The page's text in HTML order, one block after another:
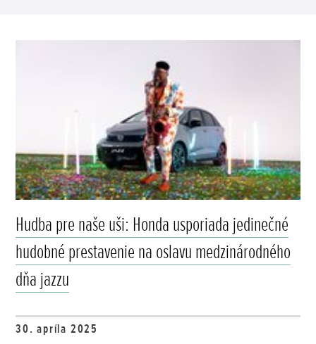
Hudba pre naše uši: Honda usporiada jedinečné
hudobné prestavenie na oslavu medzinárodného
dňa jazzu
30. apríla 2025